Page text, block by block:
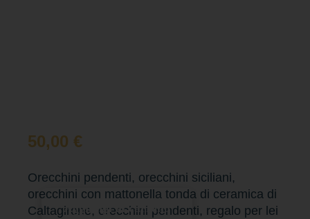
50,00 €
Orecchini pendenti, orecchini siciliani,
orecchini con mattonella tonda di ceramica di
Caltagirone, orecchini pendenti, regalo per lei
Aggiungi al carrello